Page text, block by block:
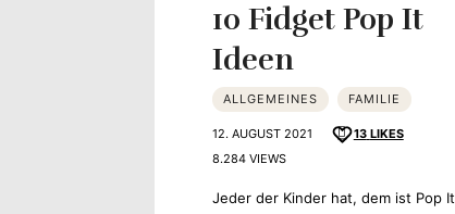
10 Fidget Pop It
Ideen
ALLGEMEINES FAMILIE
12. AUGUST 2021 13 LIKES
8.284 VIEWS
Jeder der Kinder hat, dem ist Pop It